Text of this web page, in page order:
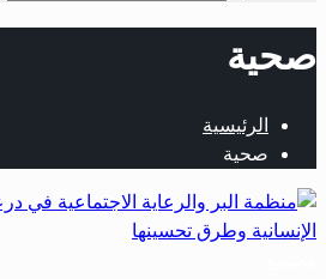
صحية
الرئيسية
صحية